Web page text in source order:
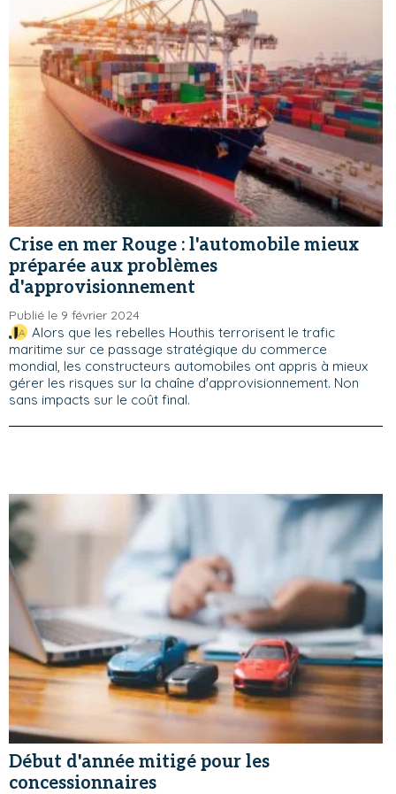
Crise en mer Rouge : l'automobile mieux
préparée aux problèmes
d'approvisionnement
Publié le 9 février 2024
Alors que les rebelles Houthis terrorisent le trafic
maritime sur ce passage stratégique du commerce
mondial, les constructeurs automobiles ont appris à mieux
gérer les risques sur la chaîne d'approvisionnement. Non
sans impacts sur le coût final.
Début d'année mitigé pour les
concessionnaires